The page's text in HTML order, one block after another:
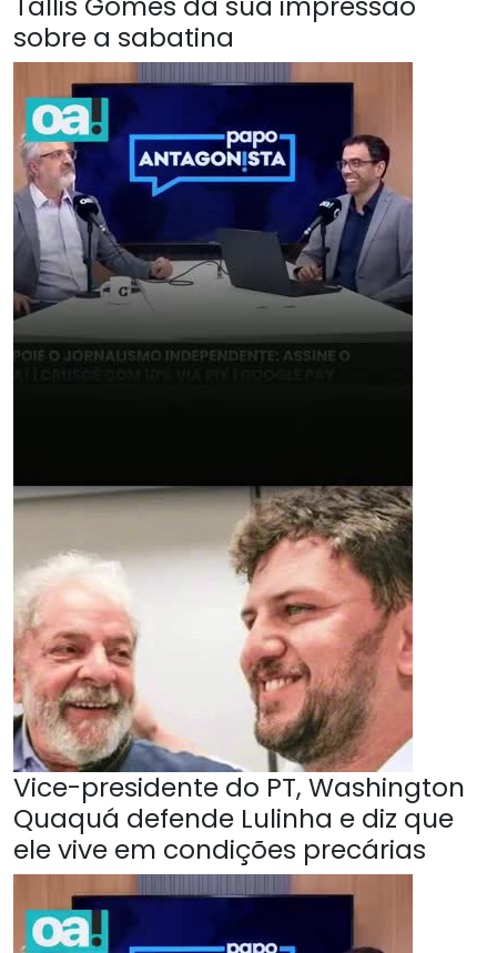
sobre a sabatina
Vice-presidente do PT, Washington
Quaquá defende Lulinha e diz que
ele vive em condições precárias